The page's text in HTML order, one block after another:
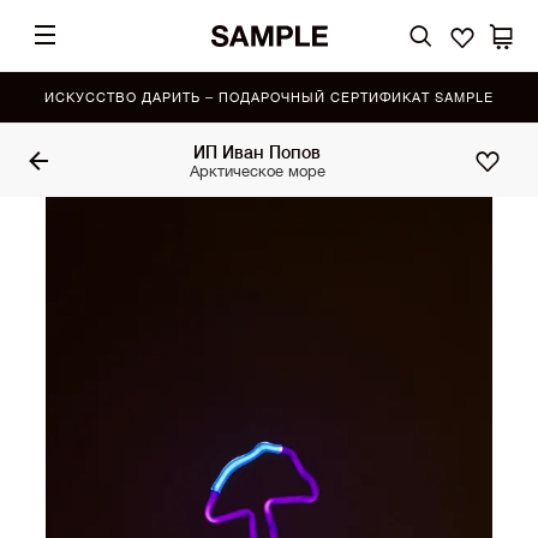
ИСКУССТВО ДАРИТЬ – ПОДАРОЧНЫЙ СЕРТИФИКАТ SAMPLE
ИП Иван Попов
Арктическое море